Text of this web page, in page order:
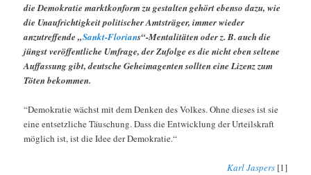
die Demokratie marktkonform zu gestalten gehört ebenso dazu, wie
die Unaufrichtigkeit politischer Amtsträger, immer wieder
anzutreffende „Sankt-Florians“-Mentalitäten oder z. B. auch die
jüngst veröffentliche Umfrage, der Zufolge es die nicht eben seltene
Auffassung gibt, deutsche Geheimagenten sollten eine Lizenz zum
Töten bekommen.
“Demokratie wächst mit dem Denken des Volkes. Ohne dieses ist sie
eine entsetzliche Täuschung. Dass die Entwicklung der Urteilskraft
möglich ist, ist die Idee der Demokratie.“
Karl Jaspers [1]